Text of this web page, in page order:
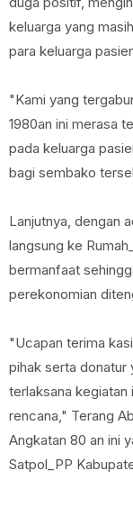
keluarga yang
para keluarga
"Kami yang
1980an ini merasa
pada keluarga
bagi sembako
Lanjutnya, dengan
langsung ke
bermanfaat
perekonomian
"Ucapan terima
pihak serta donatur
terlaksana kegiatan
rencana," Terang
Angkatan 80 an ini
Satpol_PP